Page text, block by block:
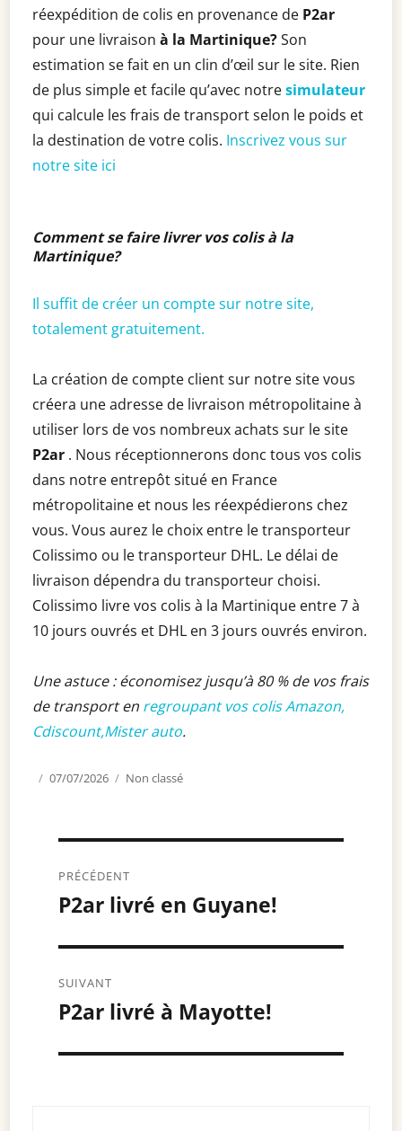
réexpédition de colis en provenance de P2ar
pour une livraisonà la Martinique?Son
estimation se fait en un clin d’œil sur le site. Rien
de plus simple et facile qu’avec notresimulateur
qui calcule les frais de transport selon le poids et
la destination de votre colis. Inscrivez vous sur
notre site ici
Comment se faire livrer vos colis à la
Martinique?
Il suffit de créer un compte sur notre site,
totalement gratuitement.
La création de compte client sur notre site vous
créera une adresse de livraison métropolitaine à
utiliser lors de vos nombreux achats sur le site
P2ar . Nous réceptionnerons donc tous vos colis
dans notre entrepôt situé en France
métropolitaine et nous les réexpédierons chez
vous. Vous aurez le choix entre le transporteur
Colissimo ou le transporteur DHL. Le délai de
livraison dépendra du transporteur choisi.
Colissimo livre vos colis à la Martinique entre 7 à
10 jours ouvrés et DHL en 3 jours ouvrés environ.
Une astuce : économisez jusqu’à 80 % de vos frais
de transport en regroupant vos colis Amazon,
Cdiscount,Mister auto.
Publié
07/07/2026 Catégories
Non classé
de
PRÉCÉDENT
Article
P2ar livré en Guyane!
SUIVANT
Article
P2ar livré à Mayotte!